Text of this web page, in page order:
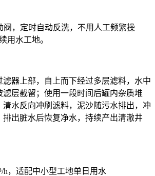
阀，定时自动反洗，不用人工频繁操
用水工地。
滤器上部，自上而下经过多层滤料，水中
层截留；使用一段时间后罐内杂质堆
水反向冲刷滤料，泥沙随污水排出，冲
出脏水后恢复净水，持续产出清澈井
h，适配中小型工地单日用水